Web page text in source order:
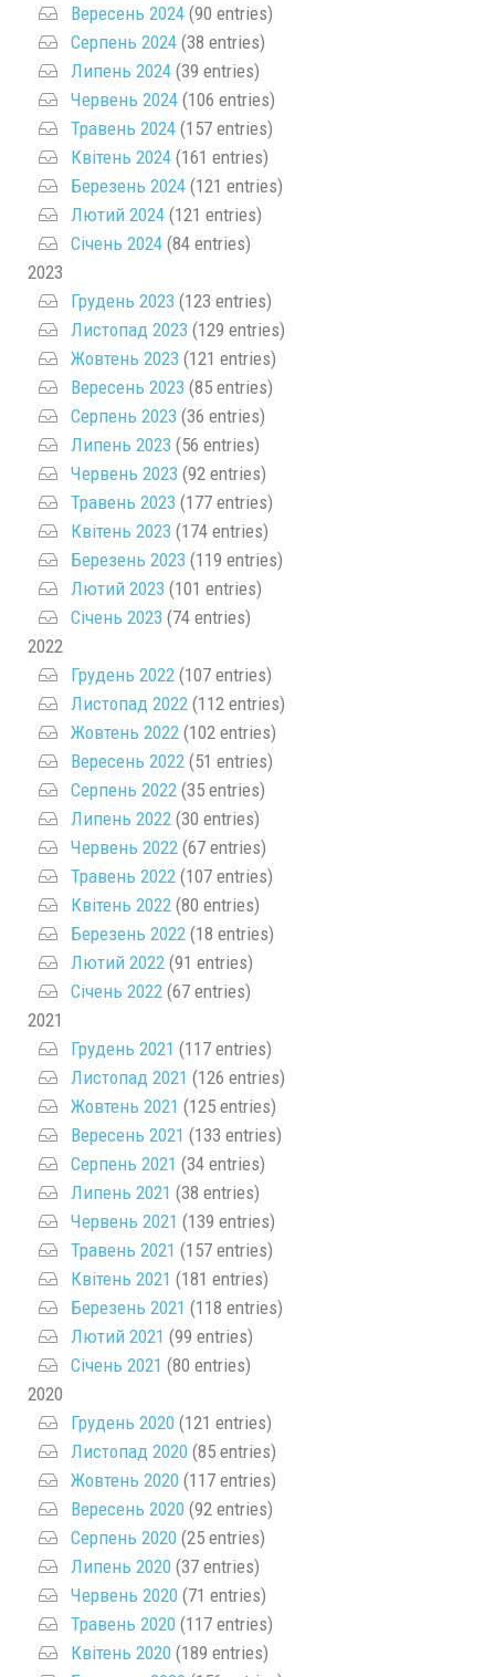
Вересень 2024 (90 entries)
Серпень 2024 (38 entries)
Липень 2024 (39 entries)
Червень 2024 (106 entries)
Травень 2024 (157 entries)
Квітень 2024 (161 entries)
Березень 2024 (121 entries)
Лютий 2024 (121 entries)
Січень 2024 (84 entries)
2023
Грудень 2023 (123 entries)
Листопад 2023 (129 entries)
Жовтень 2023 (121 entries)
Вересень 2023 (85 entries)
Серпень 2023 (36 entries)
Липень 2023 (56 entries)
Червень 2023 (92 entries)
Травень 2023 (177 entries)
Квітень 2023 (174 entries)
Березень 2023 (119 entries)
Лютий 2023 (101 entries)
Січень 2023 (74 entries)
2022
Грудень 2022 (107 entries)
Листопад 2022 (112 entries)
Жовтень 2022 (102 entries)
Вересень 2022 (51 entries)
Серпень 2022 (35 entries)
Липень 2022 (30 entries)
Червень 2022 (67 entries)
Травень 2022 (107 entries)
Квітень 2022 (80 entries)
Березень 2022 (18 entries)
Лютий 2022 (91 entries)
Січень 2022 (67 entries)
2021
Грудень 2021 (117 entries)
Листопад 2021 (126 entries)
Жовтень 2021 (125 entries)
Вересень 2021 (133 entries)
Серпень 2021 (34 entries)
Липень 2021 (38 entries)
Червень 2021 (139 entries)
Травень 2021 (157 entries)
Квітень 2021 (181 entries)
Березень 2021 (118 entries)
Лютий 2021 (99 entries)
Січень 2021 (80 entries)
2020
Грудень 2020 (121 entries)
Листопад 2020 (85 entries)
Жовтень 2020 (117 entries)
Вересень 2020 (92 entries)
Серпень 2020 (25 entries)
Липень 2020 (37 entries)
Червень 2020 (71 entries)
Травень 2020 (117 entries)
Квітень 2020 (189 entries)